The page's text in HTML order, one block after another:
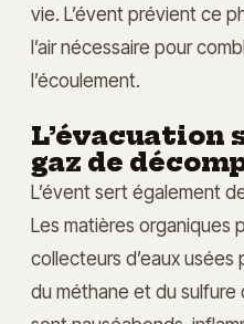
vie. L’évent prévient ce
l’air nécessaire pour
l’écoulement.
L’évacuation
gaz de
L’évent sert également
Les matières organiques
collecteurs d’eaux
du méthane et du sulfure